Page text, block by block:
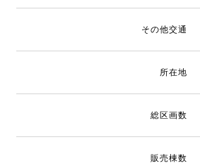
その他交通
所在地
総区画数
販売棟数